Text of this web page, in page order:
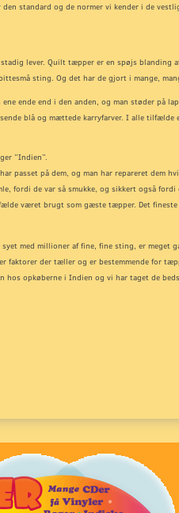
standard og de normer vi kender i de
lever. Quilt tæpper er en spøjs blanding
sting. Og det har de gjort i mange,
ende end i den anden, og man støder på
blå og mættede karryfarver. I alle tilfælde
”Indien”.
passet på dem, og man har repareret dem
fordi de var så smukke, og sikkert også
været brugt som gæste tæpper. Det
med millioner af fine, fine sting, er meget
faktorer der tæller og er bestemmende for
hos opkøberne i Indien og vi har taget de